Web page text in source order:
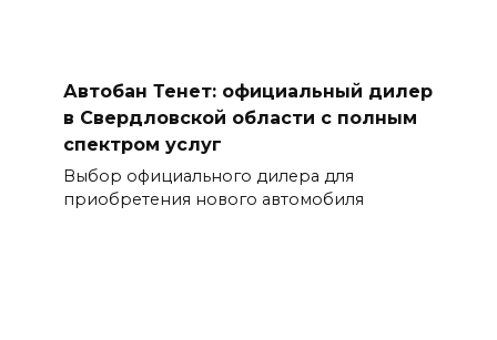
Автобан Тенет: официальный дилер
в Свердловской области с полным
спектром услуг
Выбор официального дилера для
приобретения нового автомобиля